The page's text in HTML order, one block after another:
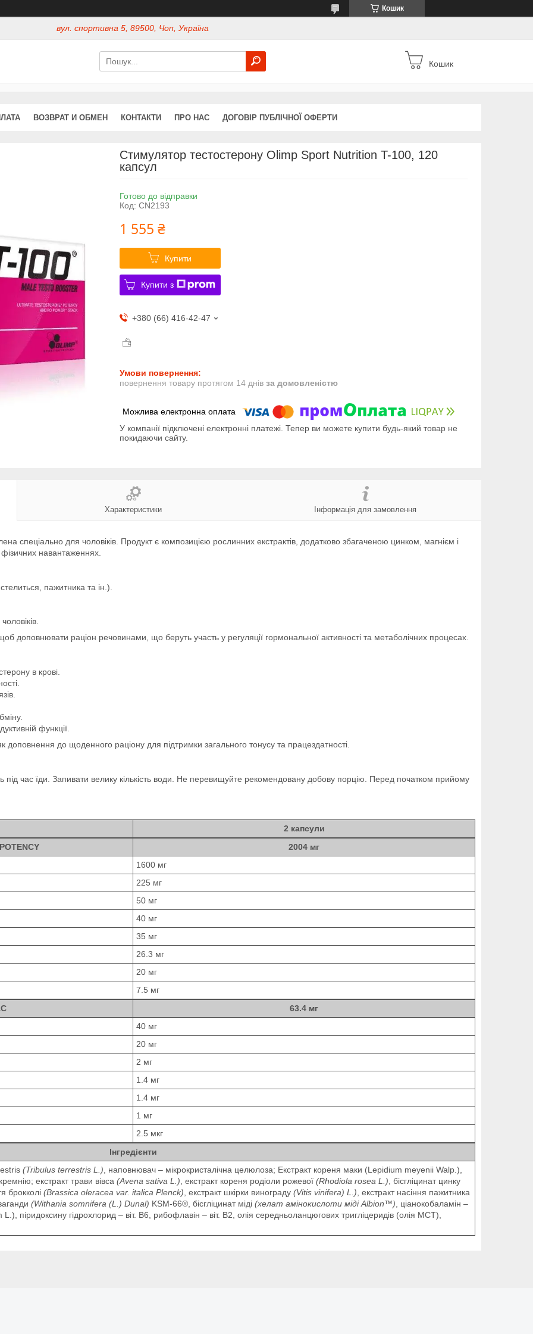
Кошик
вул. спортивна 5, 89500, Чоп, Україна
Кошик
ВОЗВРАТ И ОБМЕН КОНТАКТИ ПРО НАС ДОГОВІР ПУБЛІЧНОЇ ОФЕРТИ
Стимулятор тестостерону Olimp Sport Nutrition T-100, 120
капсул
Готово до відправки
Код: CN2193
1 555 ₴
Купити
Купити з
+380 (66) 416-42-47
повернення товару протягом 14 днів за домовленістю
У компанії підключені електронні платежі. Тепер ви можете купити будь-який товар не
покидаючи сайту.
Характеристики Інформація для замовлення
спеціально для чоловіків. Продукт є композицією рослинних екстрактів, додатково збагаченою цинком, магнієм і
навантаженнях.
пажитника та ін.).
доповнювати раціон речовинами, що беруть участь у регуляції гормональної активності та метаболічних процесах.
в крові.
функції.
доповнення до щоденного раціону для підтримки загального тонусу та працездатності.
час їди. Запивати велику кількість води. Не перевищуйте рекомендовану добову порцію. Перед початком прийому
2 капсули
2004 мг
1600 мг
225 мг
50 мг
40 мг
35 мг
26.3 мг
20 мг
7.5 мг
63.4 мг
40 мг
20 мг
2 мг
1.4 мг
1.4 мг
1 мг
2.5 мкг
Інгредієнти
(Tribulus terrestris L.) , наповнювач – мікрокристалічна целюлоза; Екстракт кореня маки (Lepidium meyenii Walp.),
екстракт трави вівса (Avena sativa L.) , екстракт кореня родіоли рожевої (Rhodiola rosea L.) , бісгліцинат цинку
брокколі (Brassica oleracea var. italica Plenck) , екстракт шкірки винограду (Vitis vinifera) L.) , екстракт насіння пажитника
(Withania somnifera (L.) Dunal) KSM-66®, бісгліцинат міді (хелат амінокислоти міді Albion™) , ціанокобаламін –
піридоксину гідрохлорид – віт. В6, рибофлавін – віт. В2, олія середньоланцюгових тригліцеридів (олія МСТ),